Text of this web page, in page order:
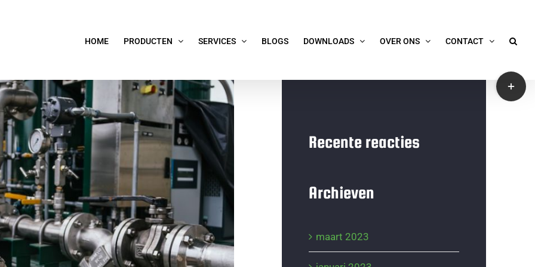
HOME PRODUCTEN SERVICES BLOGS DOWNLOADS OVER ONS CONTACT
DE LEVENSDUUR.
Recente reacties
Archieven
maart 2023
Toggle
Sliding